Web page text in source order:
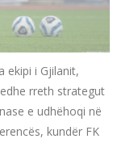
ekipi i Gjilanit,
rreth strategut
e udhëhoqi në
kundër FK